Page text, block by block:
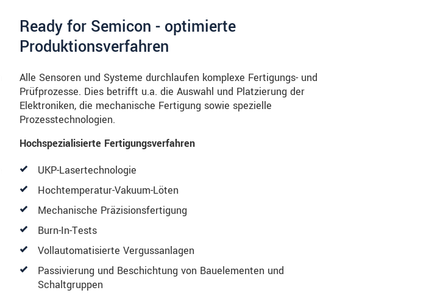
Ready for Semicon - optimierte
Produktionsverfahren
Alle Sensoren und Systeme durchlaufen komplexe Fertigungs- und
Prüfprozesse. Dies betrifft u.a. die Auswahl und Platzierung der
Elektroniken, die mechanische Fertigung sowie spezielle
Prozesstechnologien.
Hochspezialisierte Fertigungsverfahren
UKP-Lasertechnologie
Hochtemperatur-Vakuum-Löten
Mechanische Präzisionsfertigung
Burn-In-Tests
Vollautomatisierte Vergussanlagen
Passivierung und Beschichtung von Bauelementen und
Schaltgruppen